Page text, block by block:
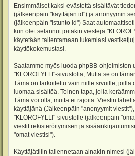
Ensimmäiset kaksi evästettä sisältävät
(jälkeenpäin "käyttäjän id") ja anonyymin
(jälkeenpäin "istunto id") Saat
kun olet selannut joitakin viestejä
käytetään tallentamaan lukemiasi
käyttökokemustasi.
Saatamme myös luoda phpBB-ohjelmiston
"KLOROFYLLI"-sivustolta, Mutta se on
Tämä on tarkoitettu vain niille sivuille, joilla
luomaa sisältöä. Toinen tapa, jolla
Tämä voi olla, mutta ei rajoita: Viestin
käyttäjänä (Jälkeenpäin "anonyymit
"KLOROFYLLI"-sivustolle (jälkeenpäin
viestit rekisteröitymisen ja
"omat viestisi").
Käyttäjätiliin tallennetaan ainakin nimesi